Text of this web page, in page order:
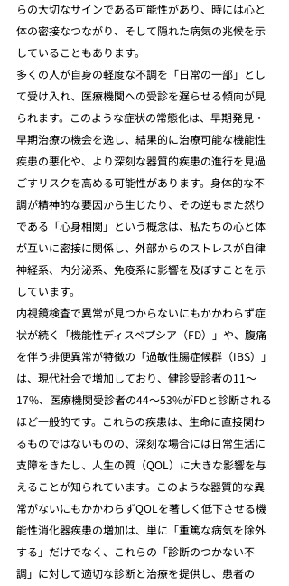
らの大切なサインである可能性があり、時には心と
体の密接なつながり、そして隠れた病気の兆候を示
していることもあります。
多くの人が自身の軽度な不調を「日常の一部」とし
て受け入れ、医療機関への受診を遅らせる傾向が見
られます。このような症状の常態化は、早期発見・
早期治療の機会を逸し、結果的に治療可能な機能性
疾患の悪化や、より深刻な器質的疾患の進行を見過
ごすリスクを高める可能性があります。身体的な不
調が精神的な要因から生じたり、その逆もまた然り
である「心身相関」という概念は、私たちの心と体
が互いに密接に関係し、外部からのストレスが自律
神経系、内分泌系、免疫系に影響を及ぼすことを示
しています。
内視鏡検査で異常が見つからないにもかかわらず症
状が続く「機能性ディスペプシア（FD）」や、腹痛
を伴う排便異常が特徴の「過敏性腸症候群（IBS）」
は、現代社会で増加しており、健診受診者の11～
17%、医療機関受診者の44～53%がFDと診断される
ほど一般的です。これらの疾患は、生命に直接関わ
るものではないものの、深刻な場合には日常生活に
支障をきたし、人生の質（QOL）に大きな影響を与
えることが知られています。このような器質的な異
常がないにもかかわらずQOLを著しく低下させる機
能性消化器疾患の増加は、単に「重篤な病気を除外
する」だけでなく、これらの「診断のつかない不
調」に対して適切な診断と治療を提供し、患者の